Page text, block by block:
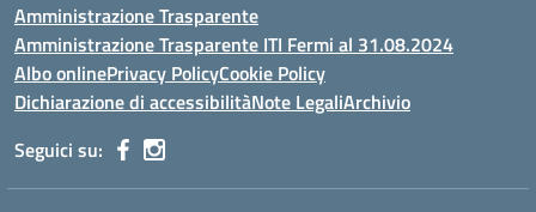
Amministrazione Trasparente
Amministrazione Trasparente ITI Fermi al 31.08.2024
Albo onlinePrivacy PolicyCookie Policy
Dichiarazione di accessibilitàNote LegaliArchivio
Seguici su: